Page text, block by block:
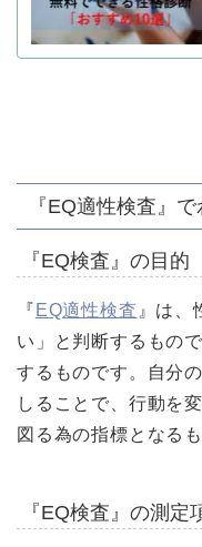
『EQ適性検査』
『EQ検査』の目的
『 EQ適性検査 』は、
い」と判断するもの
するものです。自分
しることで、行動を
図る為の指標となるも
『EQ検査』の測定